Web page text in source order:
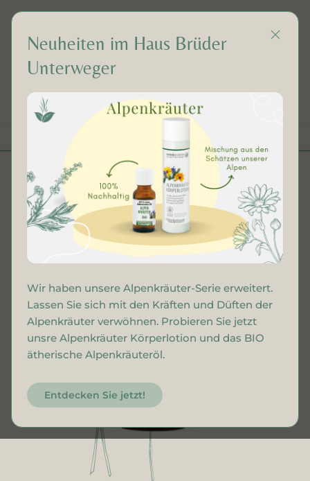
Frühlingserwachen
Neuheiten im Haus Brüder
Unterweger
Wir haben unsere Alpenkräuter-Serie erweitert.
Lassen Sie sich mit den Kräften und Düften der
Alpenkräuter verwöhnen. Probieren Sie jetzt
unsre Alpenkräuter Körperlotion und das BIO
ätherische Alpenkräuteröl.
Entdecken Sie jetzt!